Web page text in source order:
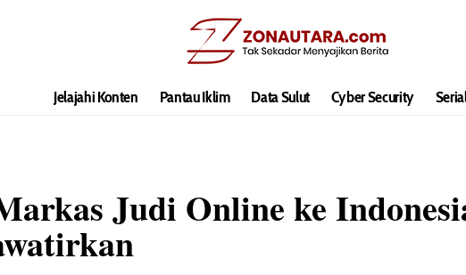
Jelajahi Konten Pantau Iklim Data Sulut Cyber Security
Judi Online ke